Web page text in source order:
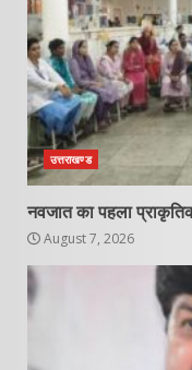
उत्तराखण्ड
नवजात का पहला
August 7, 2026